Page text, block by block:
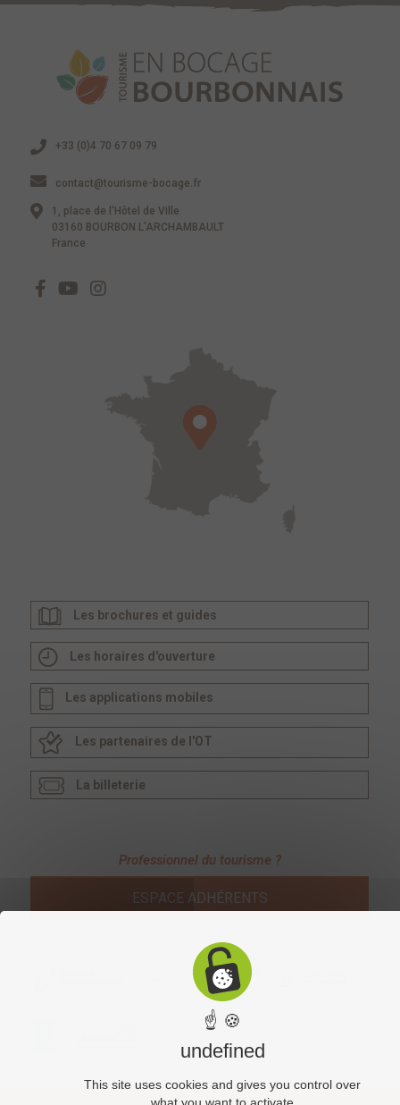
+33 (0)4 70 67 09 79
contact@tourisme-bocage.fr
1, place de l'Hôtel de Ville
03160 BOURBON L'ARCHAMBAULT
France
Les brochures et guides
Les horaires d'ouverture
Les applications mobiles
Les partenaires de l'OT
La billeterie
Professionnel du tourisme ?
ESPACE ADHÉRENTS
☝ 🍪
undefined
This site uses cookies and gives you control over